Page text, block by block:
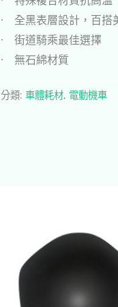
· 全黑表層設計，百搭
· 街道騎乘最佳選擇
· 無石綿材質
分類:車體耗材, 電動機車